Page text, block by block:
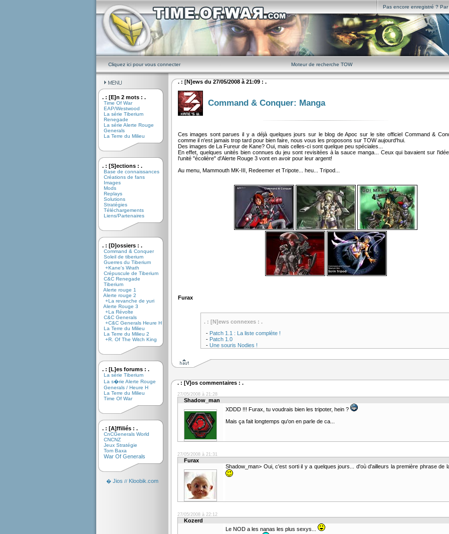
Pas encore enregistré ? Par
Cliquez ici pour vous connecter Moteur de recherche TOW
. : [E]n 2 mots : .
Time Of War
EAP/Westwood
La série Tiberium
Renegade
La série Alerte Rouge
Generals
La Terre du Milieu
. : [S]ections : .
Base de connaissances
Créations de fans
Images
Mods
Replays
Solutions
Stratégies
Téléchargements
Liens/Partenaires
. : [D]ossiers : .
Command & Conquer
Soleil de tiberium
Guerres du Tiberium
+Kane's Wrath
Crépuscule de Tiberium
C&C Renegade
Tiberium
Alerte rouge 1
Alerte rouge 2
+La revanche de yuri
Alerte Rouge 3
+La Révolte
C&C Generals
+C&C Generals Heure H
La Terre du Milieu
La Terre du Milieu 2
+R. Of The Witch King
. : [L]es forums : .
La série Tiberium
La s�rie Alerte Rouge
Generals / Heure H
La Terre du Milieu
Time Of War
. : [A]ffiliés : .
CnCGenerals World
CNCNZ
Jeux Stratégie
Tom Baxa
War Of Generals
� Jios // Kloobik.com
. : [N]ews du 27/05/2008 à 21:09 : .
Command & Conquer: Manga
Ces images sont parues il y a déjà quelques jours sur le blog de Apoc sur le site officiel Command &
comme il n'est jamais trop tard pour bien faire, nous vous les proposons sur TOW aujourd'hui.
Des images de La Fureur de Kane? Oui, mais celles-ci sont quelque peu spéciales...
En effet, quelques unités bien connues du jeu sont revisitées à la sauce manga... Ceux qui bavaient sur
l'unité "écolière" d'Alerte Rouge 3 vont en avoir pour leur argent!
Au menu, Mammouth MK-III, Redeemer et Tripote... heu... Tripod...
Furax
. : [N]ews connexes : .
- Patch 1.1 : La liste complète !
- Patch 1.0
- Une souris Nodies !
. : [V]os commentaires : .
27/05/2008 à 21:28
Shadow_man
XDDD !!! Furax, tu voudrais bien les tripoter, hein ?
Mais ça fait longtemps qu'on en parle de ca...
27/05/2008 à 21:31
Furax
Shadow_man> Oui, c'est sorti il y a quelques jours... d'où d'ailleurs la première phrase de la
27/05/2008 à 22:12
Kozerd
Le NOD a les nanas les plus sexys...